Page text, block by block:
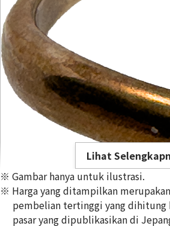
Lihat
※ Gambar hanya untuk ilustrasi.
※ Harga yang ditampilkan
pembelian tertinggi yang dihitung
pasar yang dipublikasikan di